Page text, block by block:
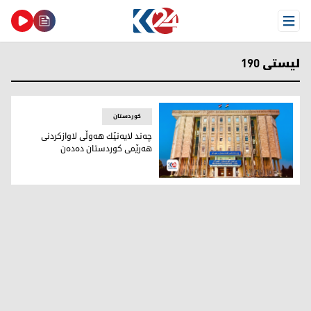
Open Menu
لیستی 190
باڵەخانەی پەرلەمانی کوردستان (وێنە: ئیسلام هیرۆ - کوردستان24)
کوردستان
چه‌ند لایه‌نێك هه‌وڵی لاوازكردنی
هه‌رێمی كوردستان ده‌ده‌ن